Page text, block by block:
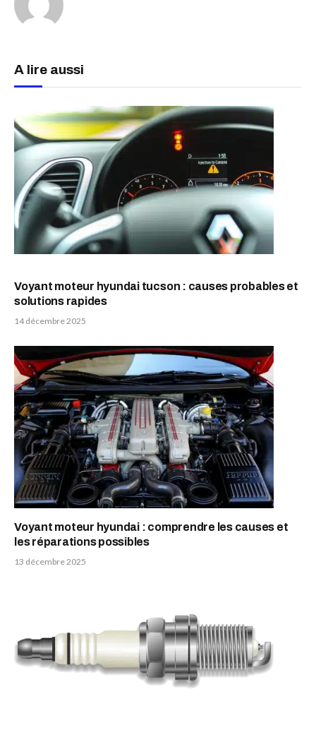
A lire aussi
Voyant moteur hyundai tucson : causes probables et
solutions rapides
14 décembre 2025
Voyant moteur hyundai : comprendre les causes et
les réparations possibles
13 décembre 2025